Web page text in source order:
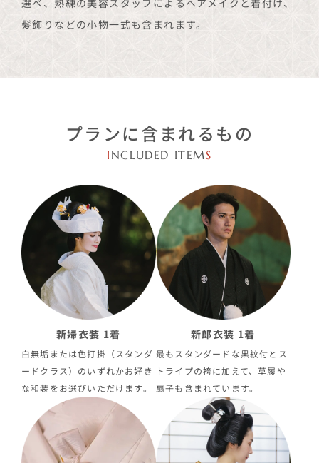
髪飾りなどの小物一式も含まれます。
プランに含まれるもの
I NCLUDED ITEMS
新婦衣装 1着
白無垢または色打掛（スタンダ
ードクラス）のいずれかお好き
な和装をお選びいただけます。
新郎衣装 1着
最もスタンダードな黒紋付とス
トライプの袴に加えて、草履や
扇子も含まれています。